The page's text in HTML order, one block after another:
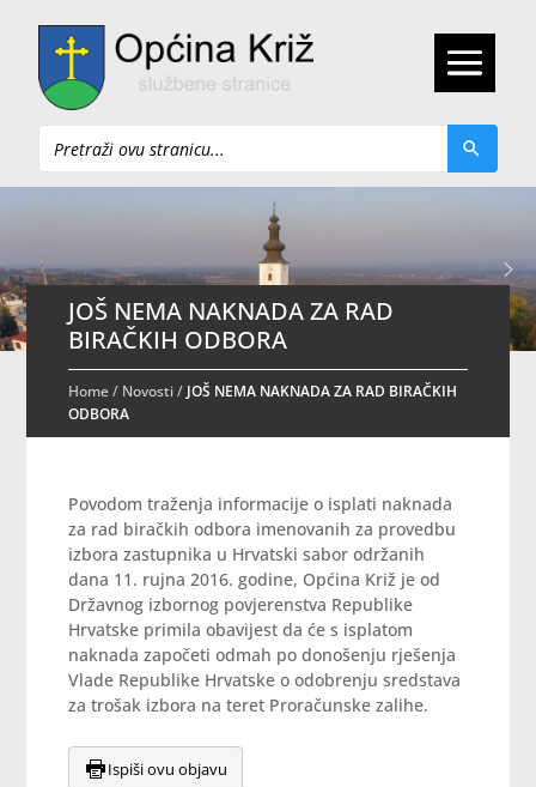
Pretraži
JOŠ NEMA NAKNADA ZA RAD
BIRAČKIH ODBORA
Home/ Novosti/ JOŠ NEMA NAKNADA ZA RAD BIRAČKIH
ODBORA
Povodom traženja informacije o isplati naknada
za rad biračkih odbora imenovanih za provedbu
izbora zastupnika u Hrvatski sabor održanih
dana 11. rujna 2016. godine, Općina Križ je od
Državnog izbornog povjerenstva Republike
Hrvatske primila obavijest da će s isplatom
naknada započeti odmah po donošenju rješenja
Vlade Republike Hrvatske o odobrenju sredstava
za trošak izbora na teret Proračunske zalihe.
Ispiši ovu objavu